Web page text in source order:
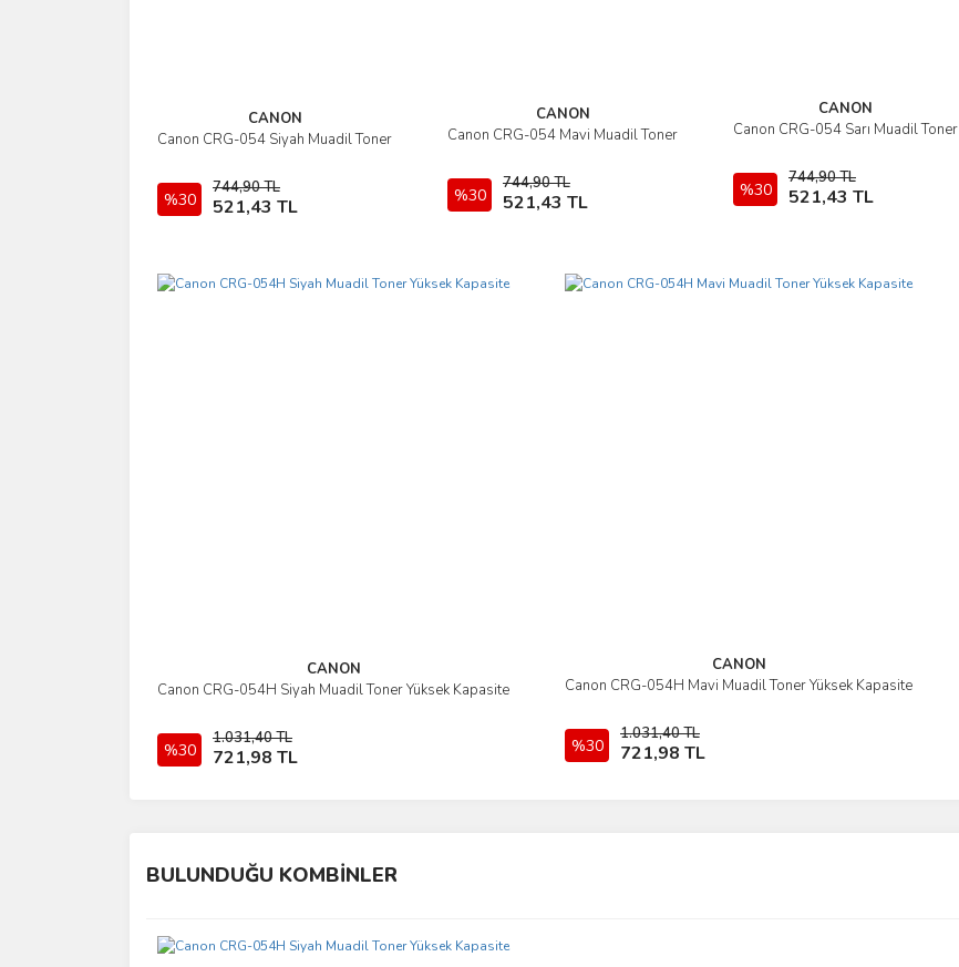
CANON
Canon CRG-054 Siyah Muadil Toner
%30
744,90 TL
521,43 TL
İncele
Sepete Ekle
CANON
Canon CRG-054 Mavi Muadil Toner
%30
744,90 TL
521,43 TL
İncele
Sepete Ekle
CANON
Canon CRG-054 Sarı Muadil Toner
%30
744,90 TL
521,43 TL
İncele
Sepete Ekle
CANON
Canon CRG-054H Siyah Muadil Toner Yüksek Kapasite
%30
1.031,40 TL
721,98 TL
İncele
CANON
Canon CRG-054H Mavi Muadil Toner Yüksek Kapasite
%30
1.031,40 TL
721,98 TL
İncele
BULUNDUĞU KOMBİNLER